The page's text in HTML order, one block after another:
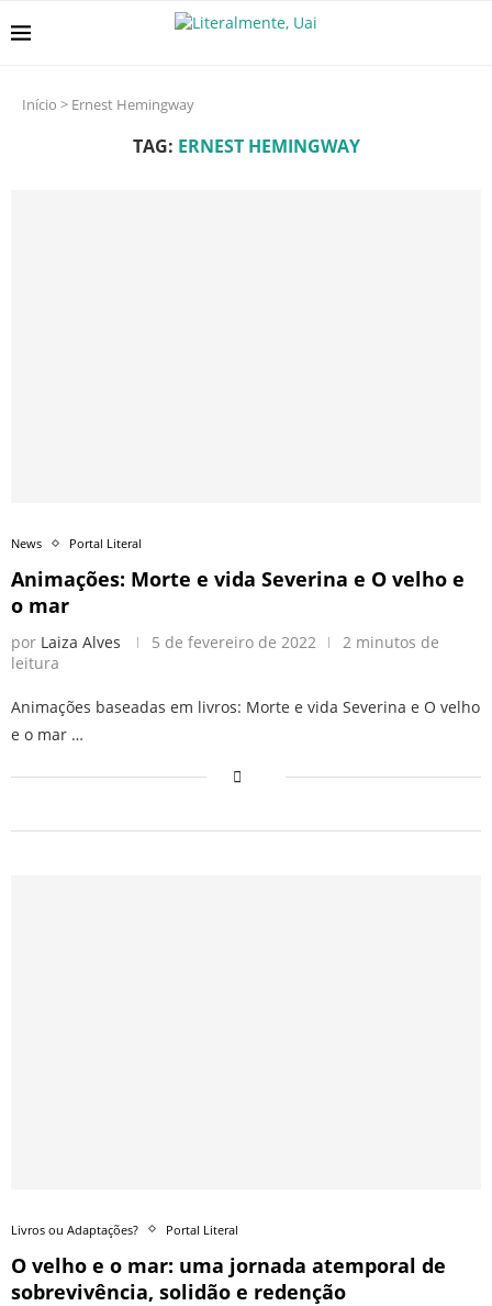
Início > Ernest Hemingway
TAG: ERNEST HEMINGWAY
News Portal Literal
Animações: Morte e vida Severina e O velho e
o mar
por Laiza Alves 5 de fevereiro de 2022
2 minutos de
leitura
Animações baseadas em livros: Morte e vida Severina e O velho
e o mar …
Livros ou Adaptações? Portal Literal
O velho e o mar: uma jornada atemporal de
sobrevivência, solidão e redenção